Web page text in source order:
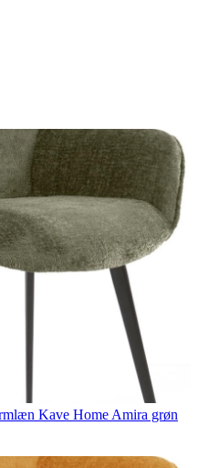
Kave Home Amira grøn